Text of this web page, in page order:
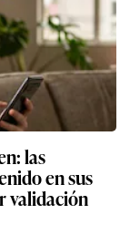
las
en sus
validación